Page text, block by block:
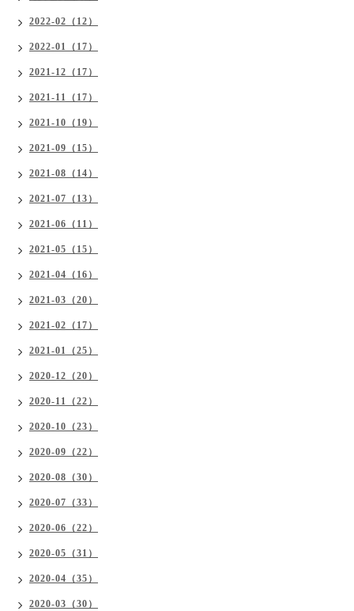
2022-02（12）
2022-01（17）
2021-12（17）
2021-11（17）
2021-10（19）
2021-09（15）
2021-08（14）
2021-07（13）
2021-06（11）
2021-05（15）
2021-04（16）
2021-03（20）
2021-02（17）
2021-01（25）
2020-12（20）
2020-11（22）
2020-10（23）
2020-09（22）
2020-08（30）
2020-07（33）
2020-06（22）
2020-05（31）
2020-04（35）
2020-03（30）